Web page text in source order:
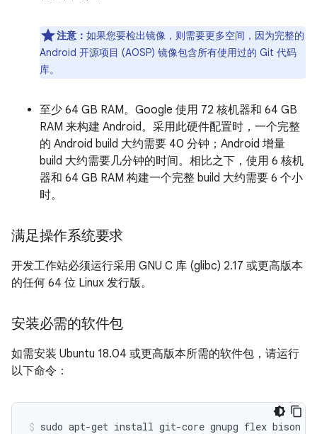
注意： 如果您要检出镜像，则需要更多空间，因为完整的
Android 开源项目 (AOSP) 镜像包含所有使用过的 Git 代码
库。
至少 64 GB RAM。Google 使用 72 核机器和 64 GB
RAM 来构建 Android。采用此硬件配置时，一个完整
的 Android build 大约需要 40 分钟；Android 增量
build 大约需要几分钟的时间。相比之下，使用 6 核机
器和 64 GB RAM 构建一个完整 build 大约需要 6 个小
时。
满足操作系统要求
开发工作站必须运行采用 GNU C 库 (glibc) 2.17 或更高版本
的任何 64 位 Linux 发行版。
安装必需的软件包
如需安装 Ubuntu 18.04 或更高版本所需的软件包，请运行
以下命令：
sudo apt-get install git-core gnupg flex bison